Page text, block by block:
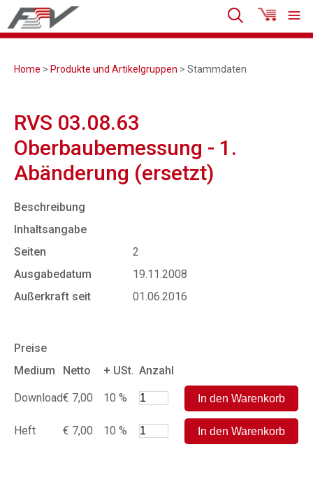
Home > Produkte und Artikelgruppen > Stammdaten
RVS 03.08.63
Oberbaubemessung - 1.
Abänderung (ersetzt)
Beschreibung
Inhaltsangabe
Seiten
2
Ausgabedatum
19.11.2008
Außerkraft seit
01.06.2016
Preise
Medium
Netto + USt. Anzahl
Download€ 7,00 10 %
Heft € 7,00 10 %